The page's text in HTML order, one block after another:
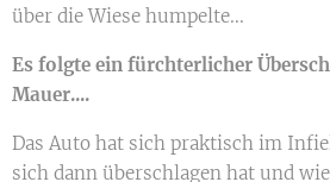
über die Wiese humpelte...
Es folgte ein fürchterlicher
Mauer....
Das Auto hat sich praktisch im
sich dann überschlagen hat und